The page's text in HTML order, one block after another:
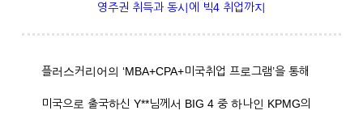
영주권 취득과 동시에 빅4 취업까지
플러스커리어의 ‘MBA+CPA+미국취업 프로그램’을 통해
미국으로 출국하신 Y**님께서 BIG 4 중 하나인 KPMG의